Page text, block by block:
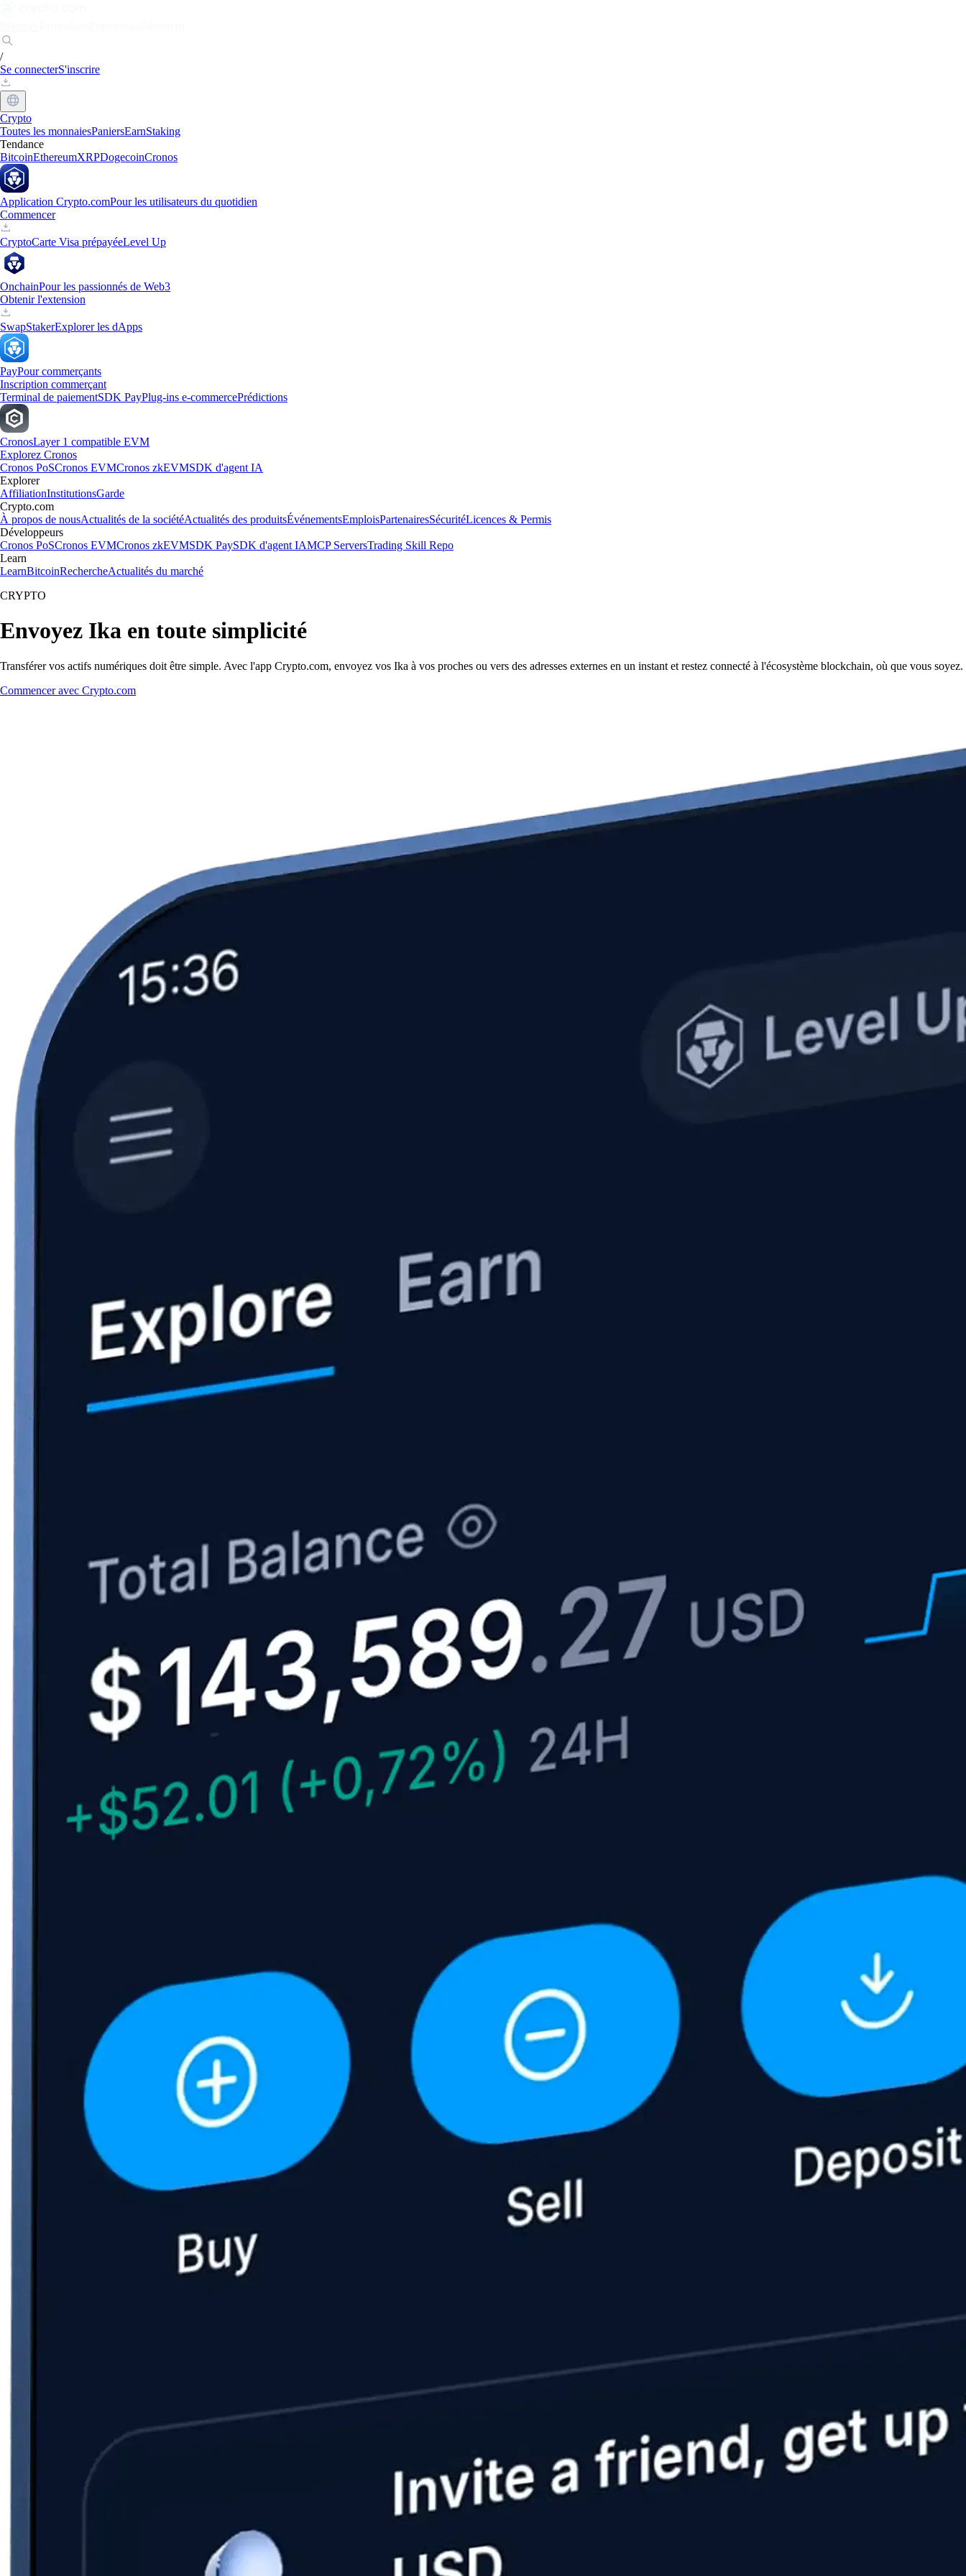
/
Se connecterS'inscrire
Crypto
Toutes les monnaiesPaniersEarnStaking
Tendance
BitcoinEthereumXRPDogecoinCronos
Application Crypto.comPour les utilisateurs du quotidien
Commencer
CryptoCarte Visa prépayéeLevel Up
OnchainPour les passionnés de Web3
Obtenir l'extension
SwapStakerExplorer les dApps
PayPour commerçants
Inscription commerçant
Terminal de paiementSDK PayPlug-ins e-commercePrédictions
CronosLayer 1 compatible EVM
Explorez Cronos
Cronos PoSCronos EVMCronos zkEVMSDK d'agent IA
Explorer
AffiliationInstitutionsGarde
Crypto.com
À propos de nousActualités de la sociétéActualités des produitsÉvénementsEmploisPartenairesSécuritéLicences & Permis
Développeurs
Cronos PoSCronos EVMCronos zkEVMSDK PaySDK d'agent IAMCP ServersTrading Skill Repo
Learn
LearnBitcoinRechercheActualités du marché
CRYPTO
Envoyez Ika en toute simplicité
Transférer vos actifs numériques doit être simple. Avec l'app Crypto.com, envoyez vos Ika à vos proches ou vers des adresses externes en un instant et restez connecté à l'écosystème blockchain, où que vous soyez.
Commencer avec Crypto.com